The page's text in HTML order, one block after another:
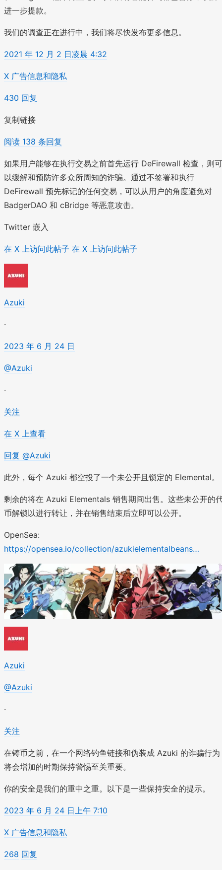
进一步提款。
我们的调查正在进行中，我们将尽快发布更多信息。
2021 年 12 月 2 日凌晨 4:32
X 广告信息和隐私
430 回复
复制链接
阅读 138 条回复
如果用户能够在执行交易之前首先运行 DeFirewall 检查，则可
以缓解和预防许多众所周知的诈骗。通过不签署和执行
DeFirewall 预先标记的任何交易，可以从用户的角度避免对
BadgerDAO 和 cBridge 等恶意攻击。
Twitter 嵌入
在 X 上访问此帖子 在 X 上访问此帖子
Azuki
·
2023 年 6 月 24 日
@Azuki
·
关注
在 X 上查看
回复 @Azuki
此外，每个 Azuki 都空投了一个未公开且锁定的 Elemental。
剩余的将在 Azuki Elementals 销售期间出售。这些未公开的
币解锁以进行转让，并在销售结束后立即可以公开。
OpenSea:
https://opensea.io/collection/azukielementalbeans…
Azuki
@Azuki
·
关注
在铸币之前，在一个网络钓鱼链接和伪装成 Azuki 的诈骗行为
将会增加的时期保持警惕至关重要。
你的安全是我们的重中之重。以下是一些保持安全的提示。
2023 年 6 月 24 日上午 7:10
X 广告信息和隐私
268 回复